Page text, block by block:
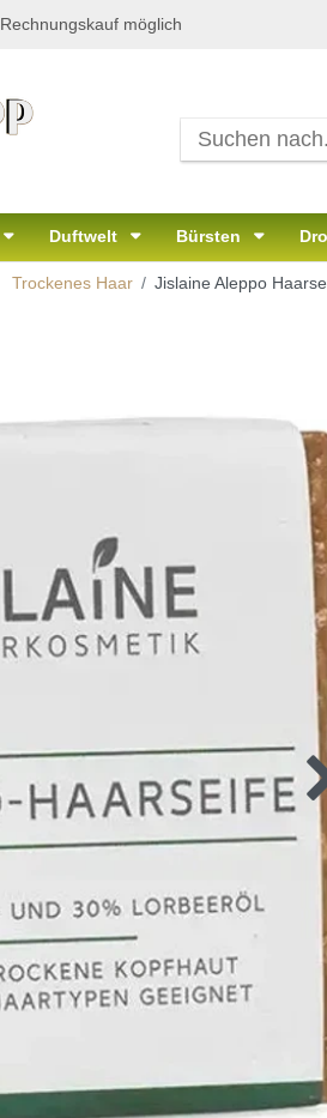
Rechnungskauf möglich
Duftwelt Bürsten
Trockenes Haar Jislaine Aleppo